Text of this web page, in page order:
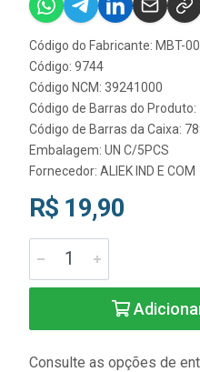
Código do Fabricante: MBT-
Código: 9744
Código NCM: 39241000
Código de Barras do
Código de Barras da Caixa:
Embalagem: UN C/5PCS
Fornecedor: ALIEK IND E COM
R$ 19,90
Consulte as opções de